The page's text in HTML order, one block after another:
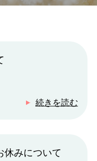
続きを読む